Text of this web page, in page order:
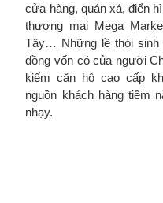
cửa hàng, quán xá, điển
thương mại Mega
Tây… Những lề thói sinh
đồng vốn có của người
kiếm căn hộ cao cấp
nguồn khách hàng tiềm
nhạy.